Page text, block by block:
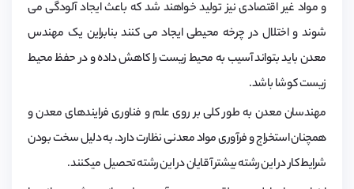
و مواد غیر اقتصادی نیز تولید خواهند شد که باعث ایجاد آلودگی می
شوند و اختلال در چرخه محیطی ایجاد می کنند بنابراین یک مهندس
معدن باید بتواند آسیب به محیط زیست را کاهش داده و در حفظ محیط
زیست کوشا باشد.
مهندسان معدن به طور کلی بر روی علم و فناوری فرایندهای معدن و
همچنان استخراج و فرآوری مواد معدنی نظارت دارد. به دلیل سخت بودن
شرایط کار در این رشته بیشتر آقایان در این رشته تحصیل میکنند.